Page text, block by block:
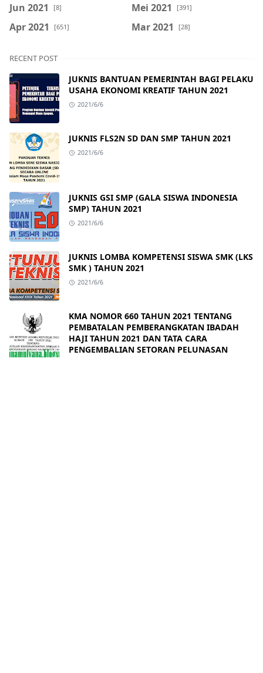
Jun 2021 [8] Mei 2021 [391]
Apr 2021 [651] Mar 2021 [28]
RECENT POST
JUKNIS BANTUAN PEMERINTAH BAGI PELAKU
USAHA EKONOMI KREATIF TAHUN 2021
2021/6/6
JUKNIS FLS2N SD DAN SMP TAHUN 2021
2021/6/6
JUKNIS GSI SMP (GALA SISWA INDONESIA
SMP) TAHUN 2021
2021/6/6
JUKNIS LOMBA KOMPETENSI SISWA SMK (LKS
SMK ) TAHUN 2021
2021/6/6
KMA NOMOR 660 TAHUN 2021 TENTANG
PEMBATALAN PEMBERANGKATAN IBADAH
HAJI TAHUN 2021 DAN TATA CARA
PENGEMBALIAN SETORAN PELUNASAN